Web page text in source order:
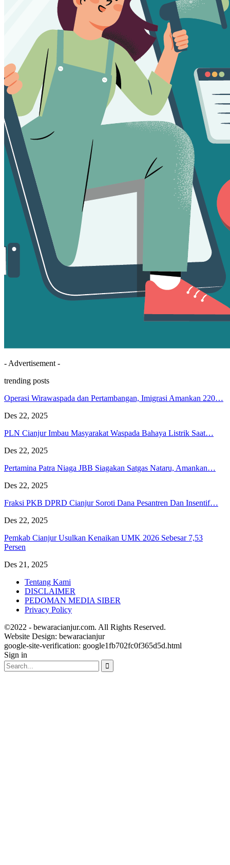
- Advertisement -
trending posts
Operasi Wirawaspada dan Pertambangan, Imigrasi Amankan 220…
Des 22, 2025
PLN Cianjur Imbau Masyarakat Waspada Bahaya Listrik Saat…
Des 22, 2025
Pertamina Patra Niaga JBB Siagakan Satgas Nataru, Amankan…
Des 22, 2025
Fraksi PKB DPRD Cianjur Soroti Dana Pesantren Dan Insentif…
Des 22, 2025
Pemkab Cianjur Usulkan Kenaikan UMK 2026 Sebesar 7,53
Persen
Des 21, 2025
Tentang Kami
DISCLAIMER
PEDOMAN MEDIA SIBER
Privacy Policy
©2022 - bewaracianjur.com. All Rights Reserved.
Website Design: bewaracianjur
google-site-verification: google1fb702fc0f365d5d.html
Sign in